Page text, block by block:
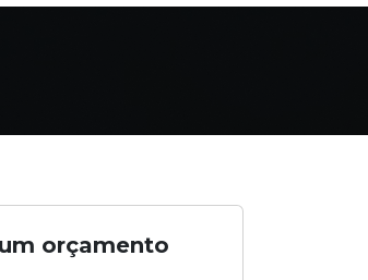
orçamento